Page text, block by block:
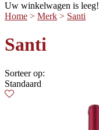
Uw winkelwagen is leeg!
Home > Merk > Santi
Santi
Sorteer op:
Standaard